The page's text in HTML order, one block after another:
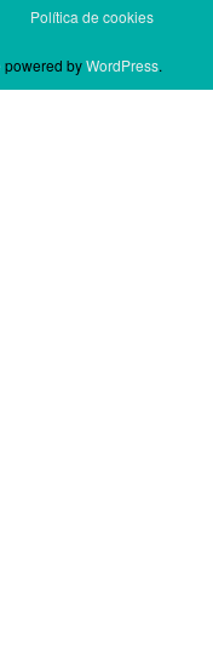
Política de cookies
powered byWordPress.